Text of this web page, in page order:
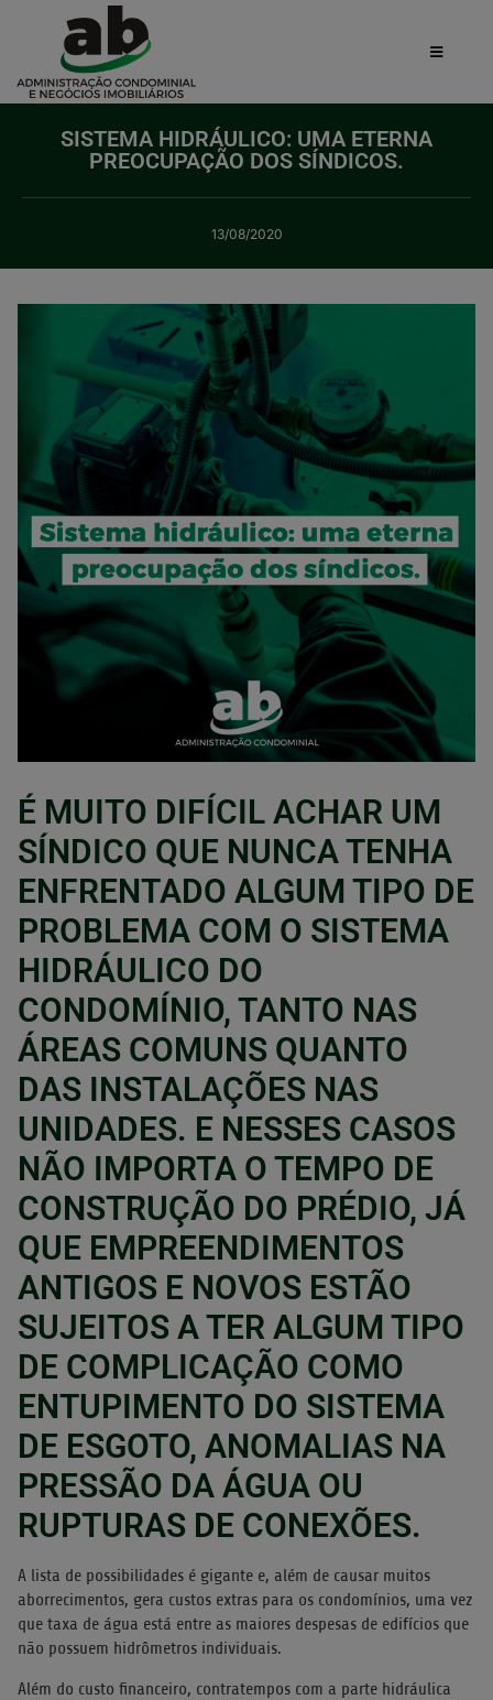
SISTEMA HIDRÁULICO: UMA ETERNA
PREOCUPAÇÃO DOS SÍNDICOS.
13/08/2020
É MUITO DIFÍCIL ACHAR UM
SÍNDICO QUE NUNCA TENHA
ENFRENTADO ALGUM TIPO DE
PROBLEMA COM O SISTEMA
HIDRÁULICO DO
CONDOMÍNIO, TANTO NAS
ÁREAS COMUNS QUANTO
DAS INSTALAÇÕES NAS
UNIDADES. E NESSES CASOS
NÃO IMPORTA O TEMPO DE
CONSTRUÇÃO DO PRÉDIO, JÁ
QUE EMPREENDIMENTOS
ANTIGOS E NOVOS ESTÃO
SUJEITOS A TER ALGUM TIPO
DE COMPLICAÇÃO COMO
ENTUPIMENTO DO SISTEMA
DE ESGOTO, ANOMALIAS NA
PRESSÃO DA ÁGUA OU
RUPTURAS DE CONEXÕES.
A lista de possibilidades é gigante e, além de causar muitos
aborrecimentos, gera custos extras para os condomínios, uma vez
que taxa de água está entre as maiores despesas de edifícios que
não possuem hidrômetros individuais.
Além do custo financeiro, contratempos com a parte hidráulica